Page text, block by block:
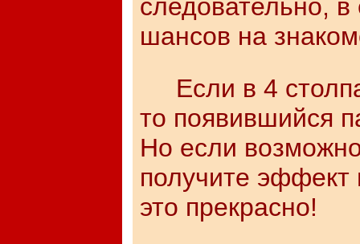
следовательно,
шансов на
Если в 4
то появившийся
Но если
получите
это прекрасно!